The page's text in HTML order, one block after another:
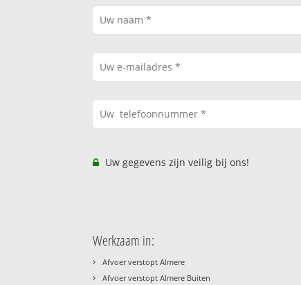
Uw gegevens zijn veilig bij ons!
Werkzaam in:
› Afvoer verstopt Almere
› Afvoer verstopt Almere Buiten